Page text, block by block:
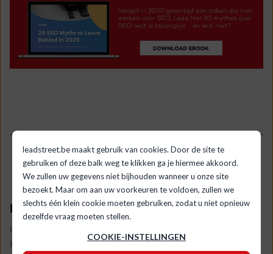
leadstreet.be maakt gebruik van cookies. Door de site te
gebruiken of deze balk weg te klikken ga je hiermee akkoord.
We zullen uw gegevens niet bijhouden wanneer u onze site
bezoekt. Maar om aan uw voorkeuren te voldoen, zullen we
slechts één klein cookie moeten gebruiken, zodat u niet opnieuw
dezelfde vraag moeten stellen.
COOKIE-INSTELLINGEN
Leadstreet
leadstreet ✪ Diamond HubSpot Partner ✪ Top 50
HubSpot Agency worldwide